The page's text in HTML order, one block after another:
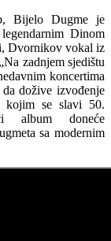
Bijelo Dugme je
Dinom
Dvornikov vokal iz
zadnjem sjedištu
koncertima
dožive izvođenje
kojim se slavi 50.
album doneće
sa modernim